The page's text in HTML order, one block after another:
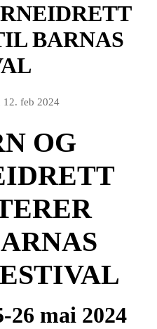
BARNAS
12. feb 2024
OG
26 mai 2024